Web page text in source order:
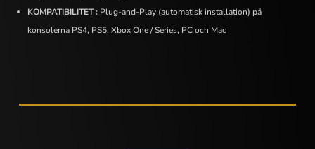
KOMPATIBILITET :Plug-and-Play (automatisk installation) på
konsolerna PS4, PS5, Xbox One / Series, PC och Mac